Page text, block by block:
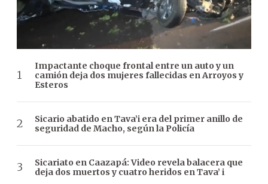
Impactante choque frontal entre un auto y un
camión deja dos mujeres fallecidas en Arroyos y
Esteros
Sicario abatido en Tava’i era del primer anillo de
seguridad de Macho, según la Policía
Sicariato en Caazapá: Video revela balacera que
deja dos muertos y cuatro heridos en Tava’ i